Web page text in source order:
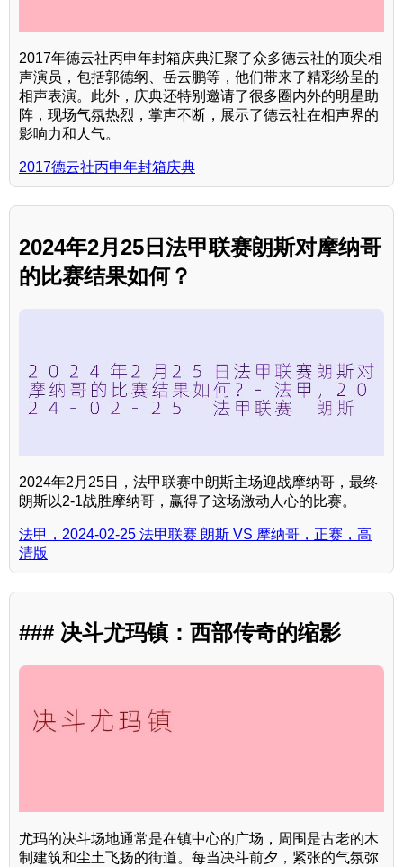
2017年德云社丙申年封箱庆典汇聚了众多德云社的顶尖相
声演员，包括郭德纲、岳云鹏等，他们带来了精彩纷呈的
相声表演。此外，庆典还特别邀请了很多圈内外的明星助
阵，现场气氛热烈，掌声不断，展示了德云社在相声界的
影响力和人气。
2017德云社丙申年封箱庆典
2024年2月25日法甲联赛朗斯对摩纳哥
的比赛结果如何？
2024年2月25日，法甲联赛中朗斯主场迎战摩纳哥，最终
朗斯以2-1战胜摩纳哥，赢得了这场激动人心的比赛。
法甲，2024-02-25 法甲联赛 朗斯 VS 摩纳哥，正赛，高
清版
### 决斗尤玛镇：西部传奇的缩影
尤玛的决斗场地通常是在镇中心的广场，周围是古老的木
制建筑和尘土飞扬的街道。每当决斗前夕，紧张的气氛弥